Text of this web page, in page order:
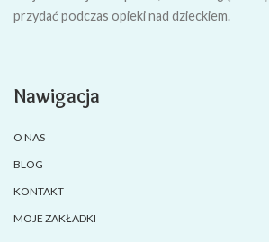
przydać podczas opieki nad dzieckiem.
Nawigacja
O NAS
BLOG
KONTAKT
MOJE ZAKŁADKI